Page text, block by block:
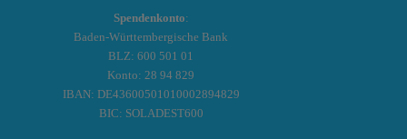
Spendenkonto:
Baden-Württembergische Bank
BLZ: 600 501 01
Konto: 28 94 829
IBAN: DE43600501010002894829
BIC: SOLADEST600